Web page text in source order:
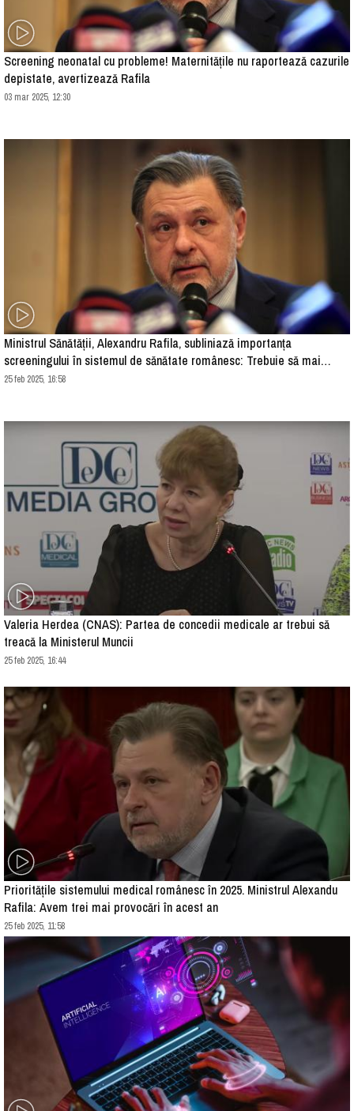
Screening neonatal cu probleme! Maternitățile nu raportează cazurile
depistate, avertizează Rafila
03 mar 2025, 12:30
Ministrul Sănătății, Alexandru Rafila, subliniază importanța
screeningului în sistemul de sănătate românesc: Trebuie să mai
insistăm
25 feb 2025, 16:58
Valeria Herdea (CNAS): Partea de concedii medicale ar trebui să
treacă la Ministerul Muncii
25 feb 2025, 16:44
Prioritățile sistemului medical românesc în 2025. Ministrul Alexandu
Rafila: Avem trei mai provocări în acest an
25 feb 2025, 11:58